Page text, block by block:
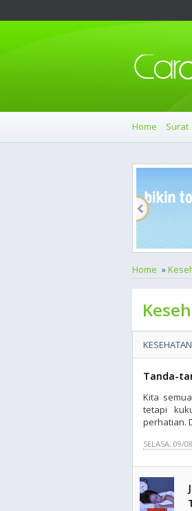
Home Surat
Home »
KESEHATAN
Tanda-
Kita
tetapi
perhatian.
SELASA, 09/